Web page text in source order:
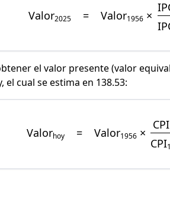
Valor2025 = Valor1956 ×
el valor presente (valor
el cual se estima en 138.53:
Valorhoy = Valor1956×
CPI
CPI